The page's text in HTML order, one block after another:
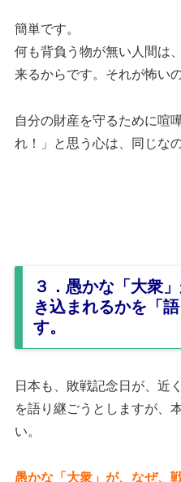
簡単です。
何も背負う物が無い人間は
来るからです。それが怖い
自分の財産を守るために喧
れ！」と思う心は、同じな
３．愚かな「大衆
き込まれるかを「
す。
日本も、敗戦記念日が、近
を語り継ごうとしますが、
い。
愚かな「大衆」が、なぜ、